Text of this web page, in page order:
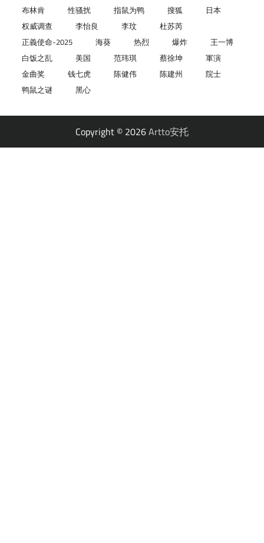
布林肯
性骚扰 指鼠为鸭 搜狐
日本
权威调查
李怡良 李玟
杜苏芮
正義使命-2025
海葵 热烈 爆炸
王一博
白饭之乱
美国 范玮琪 蔡徐坤
軍演
金曲奖
钱七虎 陈健伟 陈建州
院士
鸭鼠之谜
黑心
Copyright © 2026Artto安托